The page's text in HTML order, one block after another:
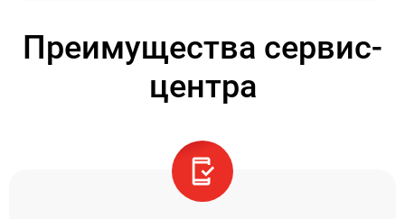
Преимущества сервис-
центра